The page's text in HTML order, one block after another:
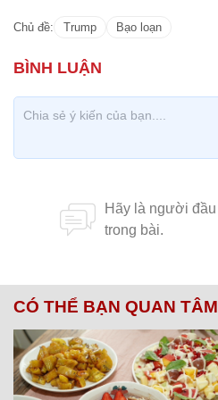
Chủ đề: Trump Bạo loạn
CÓ THỂ BẠN QUAN TÂM